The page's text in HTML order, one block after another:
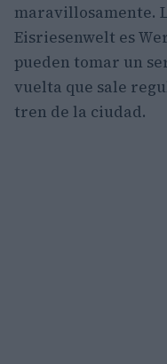
maravillosamente.
Eisriesenwelt es
pueden tomar un
vuelta que sale
tren de la ciudad.